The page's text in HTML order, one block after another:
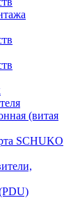
(витая
SCHUKO